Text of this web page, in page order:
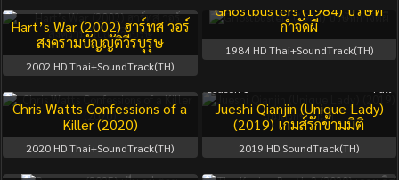
Hart’s War (2002) ฮาร์ทส วอร์
สงครามบัญญัติวีรบุรุษ
2002 HD Thai+SoundTrack(TH)
Ghostbusters (1984) บริษัท
กำจัดผี
1984HD Thai+SoundTrack(TH)
Chris Watts Confessions of a
Killer (2020)
2020 HD Thai+SoundTrack(TH)
Jueshi Qianjin (Unique Lady)
(2019) เกมส์รักข้ามมิติ
2019 HD SoundTrack(TH)